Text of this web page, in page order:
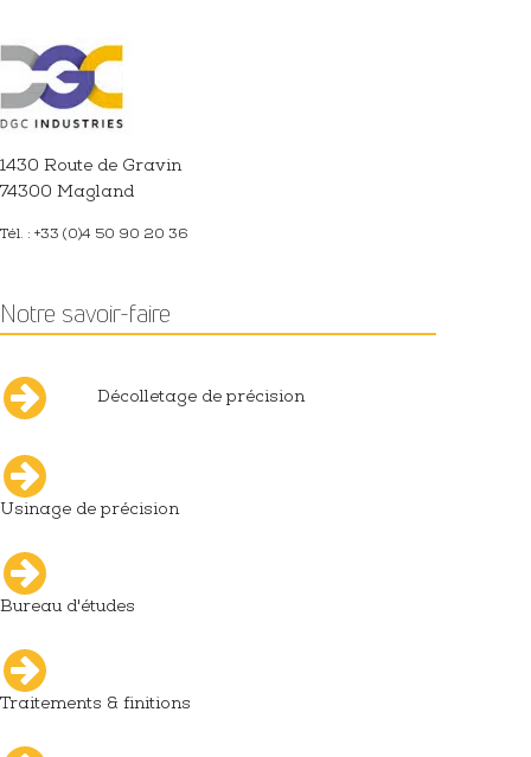
1430 Route de Gravin
74300 Magland
Tél. : +33 (0)4 50 90 20 36
Notre savoir-faire
Décolletage de précision
Usinage de précision
Bureau d'études
Traitements & finitions